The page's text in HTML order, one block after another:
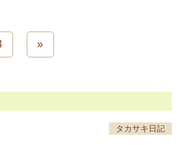
»
タカサキ日記